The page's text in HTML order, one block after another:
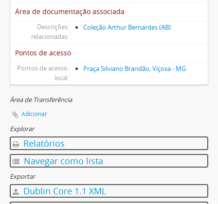
Área de documentação associada
Descrições
relacionadas
Coleção Arthur Bernardes (AB)
Pontos de acesso
Pontos de acesso
local
Praça Silviano Brandão, Viçosa - MG
Área de Transferência
Adicionar
Explorar
Relatórios
Navegar como lista
Exportar
Dublin Core 1.1 XML